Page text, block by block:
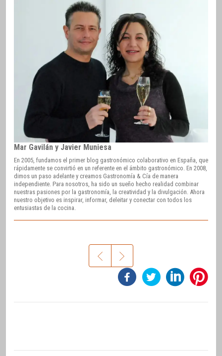
Mar Gavilán y Javier Muniesa
En 2005, fundamos el primer blog gastronómico colaborativo en España, que
rápidamente se convirtió en un referente en el ámbito gastronómico. En 2008,
dimos un paso adelante y creamos Gastronomía & Cía de manera
independiente. Para nosotros, ha sido un sueño hecho realidad combinar
nuestras pasiones por la gastronomía, la creatividad y la divulgación. Ahora
nuestro objetivo es inspirar, informar, deleitar y conectar con todos los
entusiastas de la cocina.